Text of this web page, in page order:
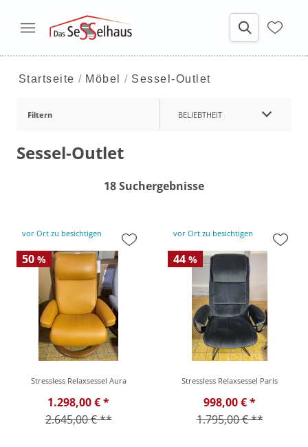
Startseite Möbel Sessel-Outlet
Filtern BELIEBTHEIT
Sessel-Outlet
18 Suchergebnisse
vor Ort zu besichtigen
50 %
Stressless Relaxsessel Aura
1.298,00 € *
2.645,00 € **
vor Ort zu besichtigen
44 %
Stressless Relaxsessel Paris
998,00 € *
1.795,00 € **